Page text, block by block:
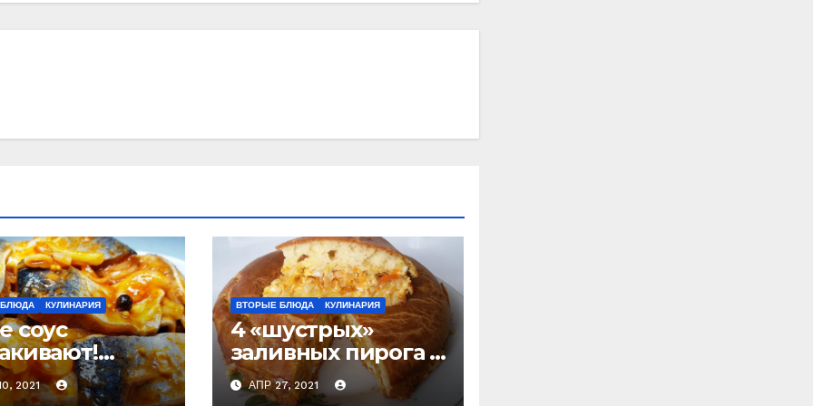
КУЛИНАРИЯ
соус
готовлю
так и не
2021
ВТОРЫЕ БЛЮДА КУЛИНАРИЯ
4 «шустрых»
заливных пирога к
ужину. Все
перемешали и в
АПР 27, 2021